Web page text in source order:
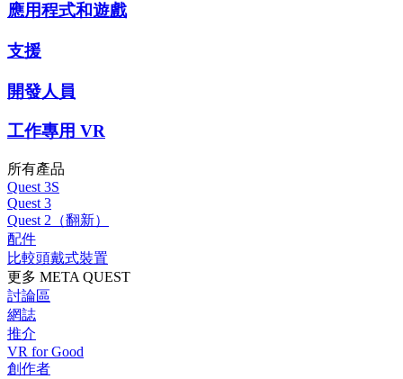
應用程式和遊戲
支援
開發人員
工作專用 VR
所有產品
Quest 3S
Quest 3
Quest 2（翻新）
配件
比較頭戴式裝置
更多 META QUEST
討論區
網誌
推介
VR for Good
創作者